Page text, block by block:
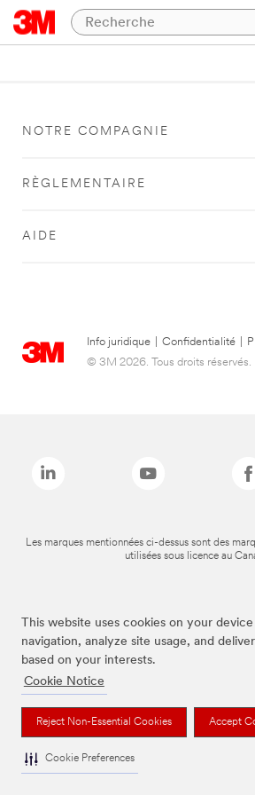
This website uses cookies on your
navigation, analyze site usage, and
based on your interests.
Cookie Notice
Reject Non-Essential Cookies Accept
Cookie Preferences
NOTRE COMPAGNIE
RÈGLEMENTAIRE
AIDE
Info juridique Confidentialité
© 3M 2026. Tous droits réservés.
Les marques mentionnées ci-dessus sont des
utilisées sous licence au